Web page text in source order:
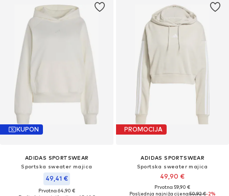
KUPON
ADIDAS SPORTSWEAR
Sportska sweater majica
49,41 €
Prvotno: 64,90 €
PROMOCIJA
ADIDAS SPORTSWEAR
Sportska sweater majica
49,90 €
Prvotno: 59,90 €
Posljednja najniža cijena:50,92 €-2%